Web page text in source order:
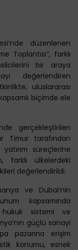
düzenlenen
Toplantısı”, farklı
bir araya
değerlendiren
uluslararası
biçimde ele
gerçekleştirilen
Timur tarafından
süreçlerine
farklı ülkelerdeki
değerlendirildi.
ve Dubai’nin
kapsamında
hukuk sistemi ve
güçlü sanayi
pazarına erişim
konumu, esnek